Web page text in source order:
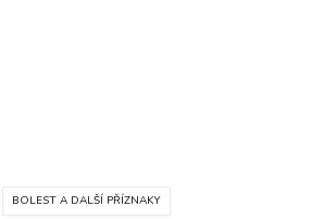
BOLEST A DALŠÍ PŘÍZNAKY